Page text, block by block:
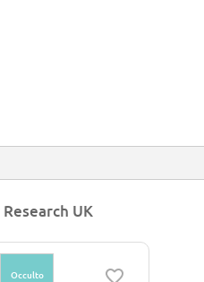
UK
Occulto